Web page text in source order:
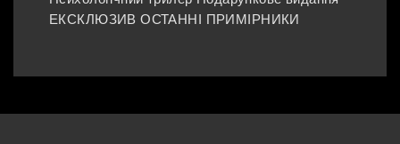
ЕКСКЛЮЗИВ ОСТАННІ ПРИМІРНИКИ